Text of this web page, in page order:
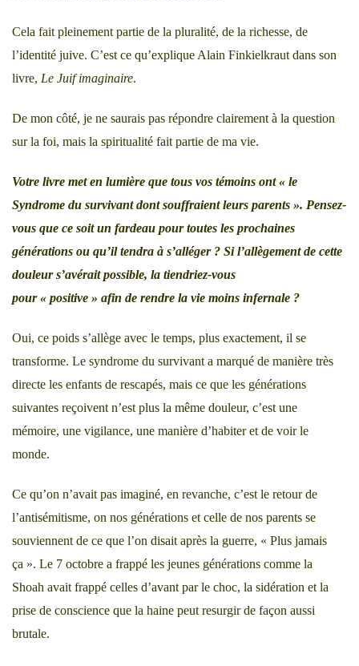
Cela fait pleinement partie de la pluralité, de la richesse, de
l’identité juive. C’est ce qu’explique Alain Finkielkraut dans son
livre, Le Juif imaginaire.
De mon côté, je ne saurais pas répondre clairement à la question
sur la foi, mais la spiritualité fait partie de ma vie.
Votre livre met en lumière que tous vos témoins ont« le
Syndrome du survivant dont souffraient leurs parents ». Pensez-
vous que ce soit un fardeau pour toutes les prochaines
générations ou qu’il tendra à s’alléger ? Si l’allègement de cette
douleur s’avérait possible, la tiendriez-vous
pour« positive » afin de rendre la vie moins infernale ?
Oui, ce poids s’allège avec le temps, plus exactement, il se
transforme. Le syndrome du survivant a marqué de manière très
directe les enfants de rescapés, mais ce que les générations
suivantes reçoivent n’est plus la même douleur, c’est une
mémoire, une vigilance, une manière d’habiter et de voir le
monde.
Ce qu’on n’avait pas imaginé, en revanche, c’est le retour de
l’antisémitisme, on nos générations et celle de nos parents se
souviennent de ce que l’on disait après la guerre, « Plus jamais
ça ». Le 7 octobre a frappé les jeunes générations comme la
Shoah avait frappé celles d’avant par le choc, la sidération et la
prise de conscience que la haine peut resurgir de façon aussi
brutale.